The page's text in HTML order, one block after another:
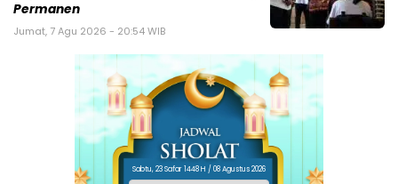
Permanen
Jumat, 7 Agu 2026 - 20:54 WIB
Sabtu, 23 Safar 1448 H / 08 Agustus 2026